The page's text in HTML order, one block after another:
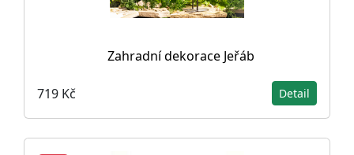
Zahradní dekorace Jeřáb
719 Kč Detail